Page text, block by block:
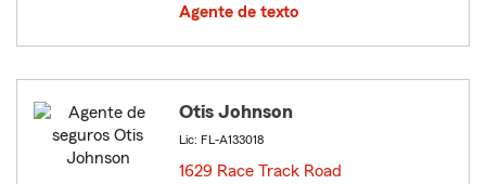
Agente de texto
Otis Johnson
Lic: FL-A133018
1629 Race Track Road